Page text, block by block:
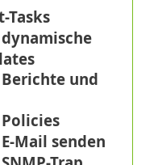
Tasks
dynamische
Berichte und
Policies
E-Mail senden